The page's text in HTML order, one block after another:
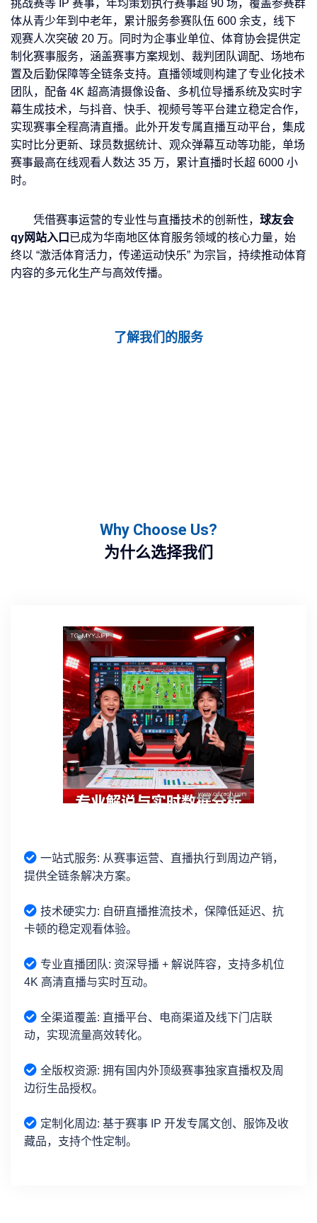
挑战赛等 IP 赛事，年均策划执行赛事超 90 场，覆盖参赛群
体从青少年到中老年，累计服务参赛队伍 600 余支，线下
观赛人次突破 20 万。同时为企事业单位、体育协会提供定
制化赛事服务，涵盖赛事方案规划、裁判团队调配、场地布
置及后勤保障等全链条支持。直播领域则构建了专业化技术
团队，配备 4K 超高清摄像设备、多机位导播系统及实时字
幕生成技术，与抖音、快手、视频号等平台建立稳定合作，
实现赛事全程高清直播。此外开发专属直播互动平台，集成
实时比分更新、球员数据统计、观众弹幕互动等功能，单场
赛事最高在线观看人数达 35 万，累计直播时长超 6000 小
时。
凭借赛事运营的专业性与直播技术的创新性， 球友会
qy网站入口 已成为华南地区体育服务领域的核心力量，始
终以 “激活体育活力，传递运动快乐” 为宗旨，持续推动体育
内容的多元化生产与高效传播。
了解我们的服务
Why Choose Us?
为什么选择我们
一站式服务: 从赛事运营、直播执行到周边产销，
提供全链条解决方案。
技术硬实力: 自研直播推流技术，保障低延迟、抗
卡顿的稳定观看体验。
专业直播团队: 资深导播 + 解说阵容，支持多机位
4K 高清直播与实时互动。
全渠道覆盖: 直播平台、电商渠道及线下门店联
动，实现流量高效转化。
全版权资源: 拥有国内外顶级赛事独家直播权及周
边衍生品授权。
定制化周边: 基于赛事 IP 开发专属文创、服饰及收
藏品，支持个性定制。